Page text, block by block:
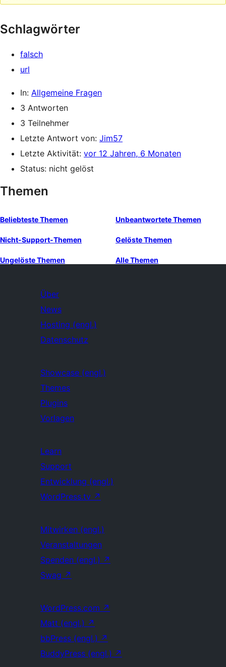
Schlagwörter
falsch
url
In: Allgemeine Fragen
3 Antworten
3 Teilnehmer
Letzte Antwort von: Jim57
Letzte Aktivität: vor 12 Jahren, 6 Monaten
Status: nicht gelöst
Themen
Beliebteste Themen Unbeantwortete Themen
Nicht-Support-Themen Gelöste Themen
Ungelöste Themen Alle Themen
Über
News
Hosting (engl.)
Datenschutz
Showcase (engl.)
Themes
Plugins
Vorlagen
Learn
Support
Entwicklung (engl.)
WordPress.tv ↗
Mitwirken (engl.)
Veranstaltungen
Spenden (engl.) ↗
Swag ↗
WordPress.com ↗
Matt (engl.) ↗
bbPress (engl.) ↗
BuddyPress (engl.) ↗